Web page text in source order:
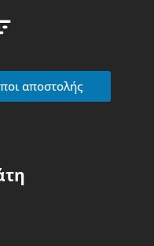
αποστολής